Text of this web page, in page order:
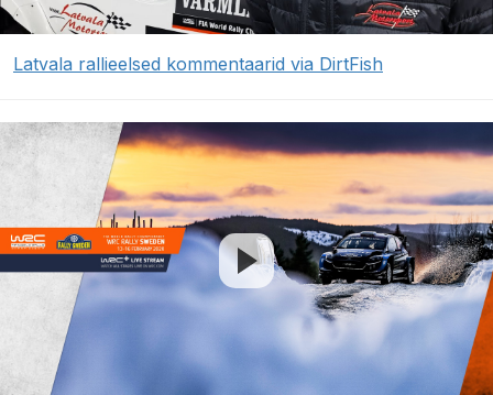
Latvala rallieelsed kommentaarid via DirtFish